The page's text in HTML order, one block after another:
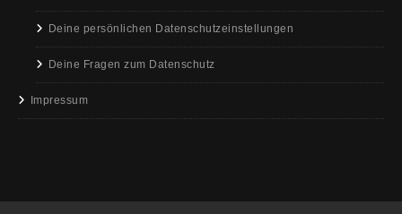
Deine persönlichen Datenschutzeinstellungen
Deine Fragen zum Datenschutz
Impressum